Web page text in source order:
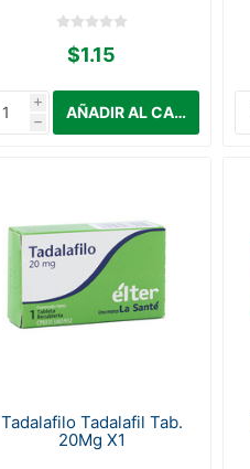
$1.15
i
h
Tadalafilo Tadalafil Tab.
20Mg X1